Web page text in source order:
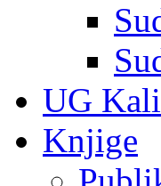
UG
Knjige